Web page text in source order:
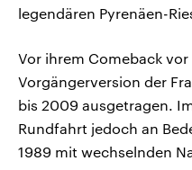
legendären Pyrenäen-
Vor ihrem Comeback
Vorgängerversion der
bis 2009 ausgetragen.
Rundfahrt jedoch an
1989 mit wechselnden